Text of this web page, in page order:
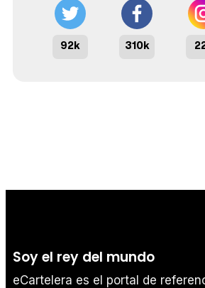
92k 310k
Soy el rey del mundo
eCartelera es el portal de